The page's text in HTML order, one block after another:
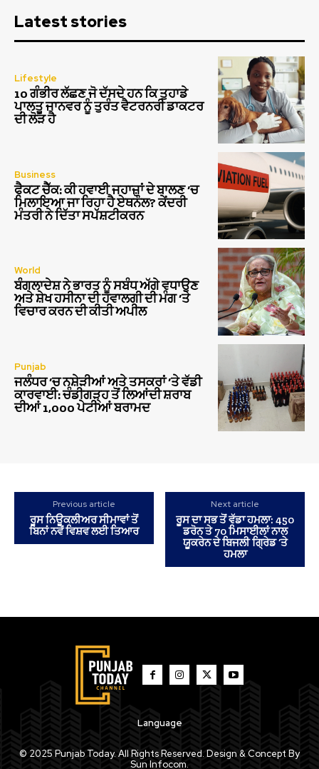
Latest stories
Lifestyle
10 ਗੰਭੀਰ ਲੱਛਣ ਜੋ ਦੱਸਦੇ ਹਨ ਕਿ ਤੁਹਾਡੇ
ਪਾਲਤੂ ਜਾਨਵਰ ਨੂੰ ਤੁਰੰਤ ਵੈਟਰਨਰੀ ਡਾਕਟਰ
ਦੀ ਲੋੜ ਹੈ
Business
ਫੈਕਟ ਚੈੱਕ: ਕੀ ਹਵਾਈ ਜਹਾਜ਼ਾਂ ਦੇ ਬਾਲਣ ‘ਚ
ਮਿਲਾਇਆ ਜਾ ਰਿਹਾ ਹੈ ਏਥਨੌਲ? ਕੇਂਦਰੀ
ਮੰਤਰੀ ਨੇ ਦਿੱਤਾ ਸਪੱਸ਼ਟੀਕਰਨ
World
ਬੰਗਲਾਦੇਸ਼ ਨੇ ਭਾਰਤ ਨੂੰ ਸਬੰਧ ਅੱਗੇ ਵਧਾਉਣ
ਅਤੇ ਸ਼ੇਖ ਹਸੀਨਾ ਦੀ ਹਵਾਲਗੀ ਦੀ ਮੰਗ ‘ਤੇ
ਵਿਚਾਰ ਕਰਨ ਦੀ ਕੀਤੀ ਅਪੀਲ
Punjab
ਜਲੰਧਰ ‘ਚ ਨਸ਼ੇੜੀਆਂ ਅਤੇ ਤਸਕਰਾਂ ‘ਤੇ ਵੱਡੀ
ਕਾਰਵਾਈ: ਚੰਡੀਗੜ੍ਹ ਤੋਂ ਲਿਆਂਦੀ ਸ਼ਰਾਬ
ਦੀਆਂ 1,000 ਪੇਟੀਆਂ ਬਰਾਮਦ
Previous article
ਰੂਸ ਨਿਊਕਲੀਅਰ ਸੀਮਾਵਾਂ ਤੋਂ
ਬਿਨਾਂ ਨਵੇਂ ਵਿਸ਼ਵ ਲਈ ਤਿਆਰ
Next article
ਰੂਸ ਦਾ ਸਭ ਤੋਂ ਵੱਡਾ ਹਮਲਾ: 450
ਡਰੋਨ ਤੇ 70 ਮਿਸਾਈਲਾਂ ਨਾਲ
ਯੂਕਰੇਨ ਦੇ ਬਿਜਲੀ ਗ੍ਰਿੇਡ ‘ਤੇ
ਹਮਲਾ
Language
© 2025 Punjab Today. All Rights Reserved. Design & Concept By
Sun Infocom.